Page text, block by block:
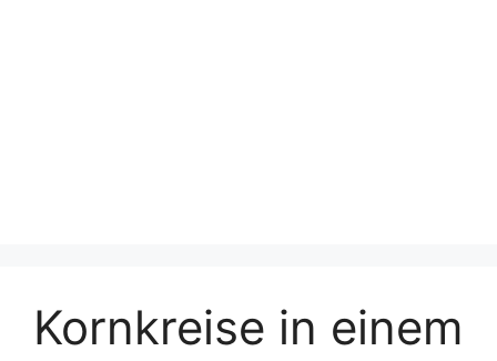
Kornkreise in einem